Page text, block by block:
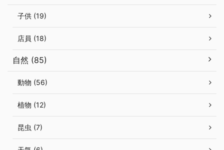
子供 (19)
店員 (18)
自然 (85)
動物 (56)
植物 (12)
昆虫 (7)